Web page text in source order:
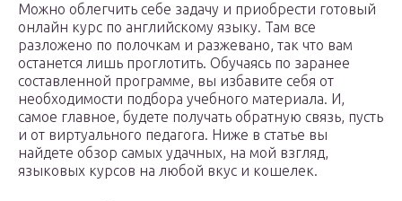
Можно облегчить себе задачу и приобрести готовый
онлайн курс по английскому языку. Там все
разложено по полочкам и разжевано, так что вам
останется лишь проглотить. Обучаясь по заранее
составленной программе, вы избавите себя от
необходимости подбора учебного материала. И,
самое главное, будете получать обратную связь, пусть
и от виртуального педагога. Ниже в статье вы
найдете обзор самых удачных, на мой взгляд,
языковых курсов на любой вкус и кошелек.